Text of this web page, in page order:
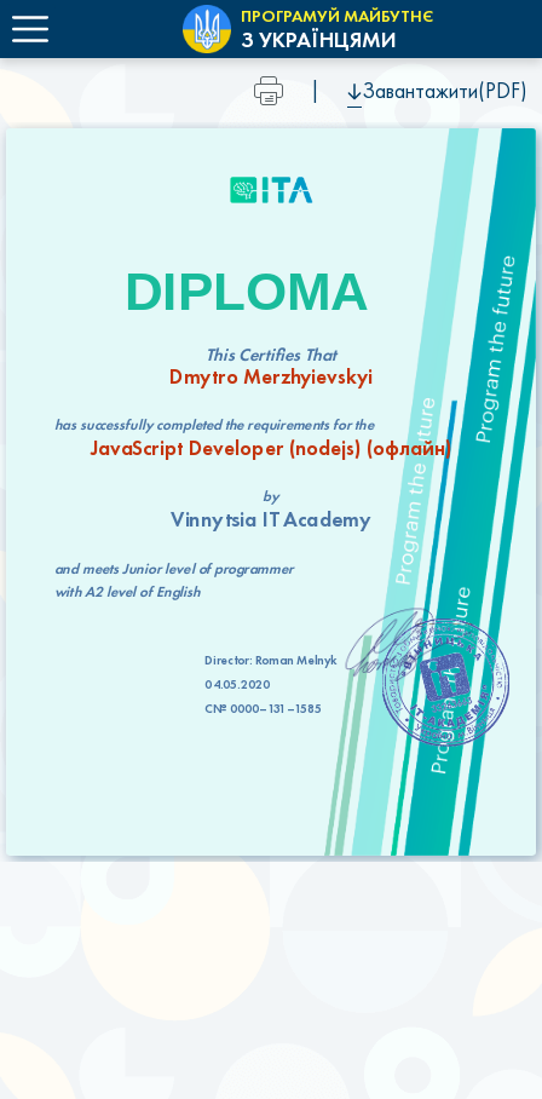
ПРОГРАМУЙ МАЙБУТНЄ
З УКРАЇНЦЯМИ
|
Завантажити(PDF)
DIPLOMA
This Certifies That
Dmytro Merzhyievskyi
has successfully completed the requirements for the
JavaScript Developer (nodejs) (офлайн)
by
Vinnytsia IT Academy
and meetsJunior levelof programmer
withA2 levelof English
Director: Roman Melnyk
04.05.2020
C№ 0000–131–1585